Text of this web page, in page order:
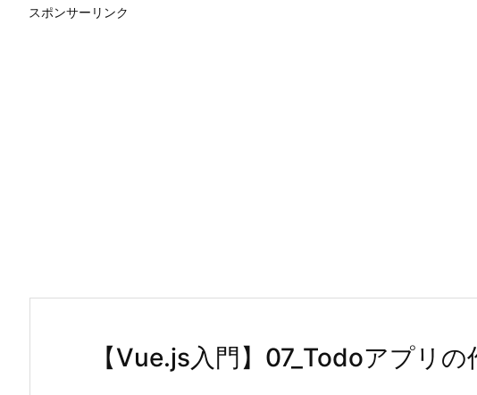
スポンサーリンク
【Vue.js入門】07_Todoアプリの